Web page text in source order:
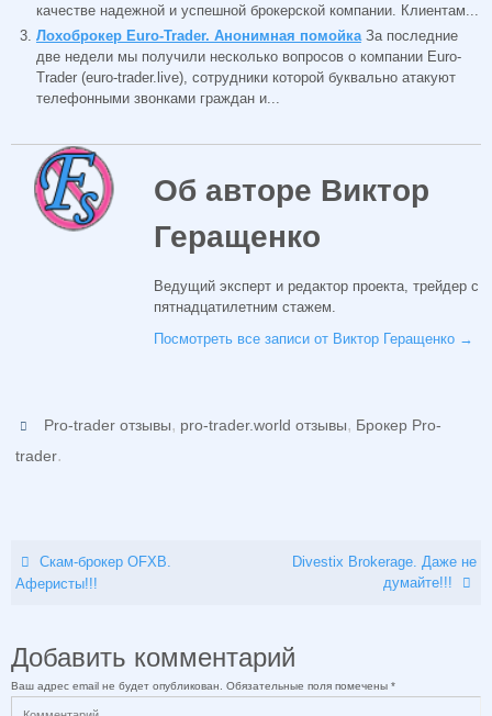
качестве надежной и успешной брокерской компании. Клиентам...
Лохоброкер Euro-Trader. Анонимная помойка За последние
две недели мы получили несколько вопросов о компании Euro-
Trader (euro-trader.live), сотрудники которой буквально атакуют
телефонными звонками граждан и...
Об авторе Виктор
Геращенко
Ведущий эксперт и редактор проекта, трейдер с
пятнадцатилетним стажем.
Посмотреть все записи от Виктор Геращенко →
Pro-trader отзывы, pro-trader.world отзывы, Брокер Pro-
trader.
Скам-брокер OFXB.
Аферисты!!!
Divestix Brokerage. Даже не
думайте!!!
Добавить комментарий
Ваш адрес email не будет опубликован. Обязательные поля помечены *